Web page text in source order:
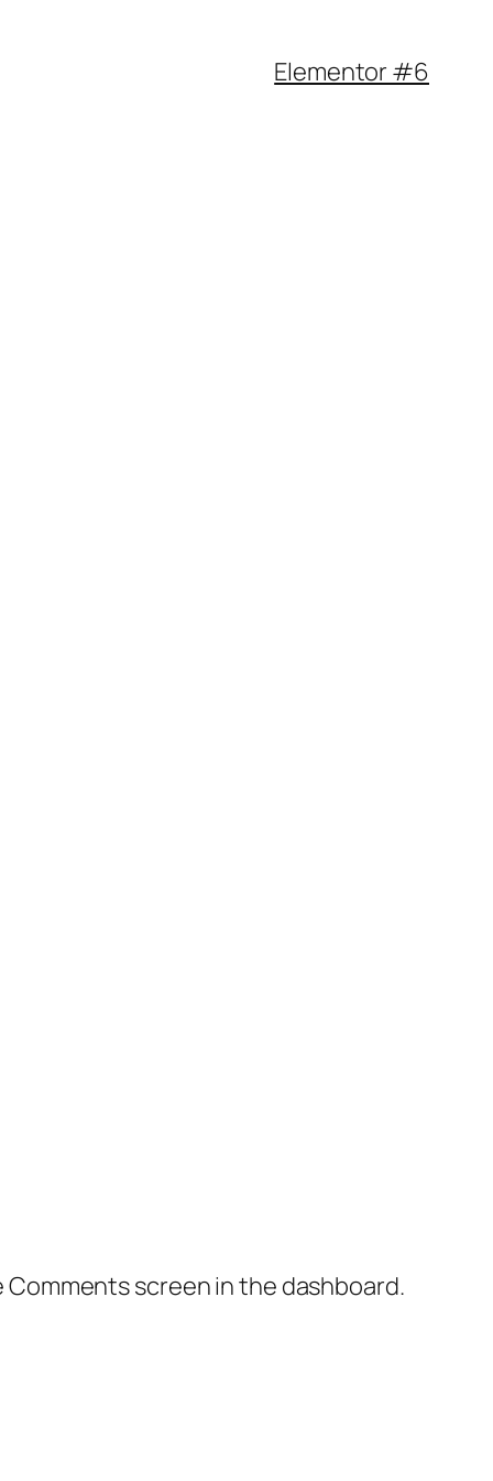
Elementor #6
screen in the dashboard.